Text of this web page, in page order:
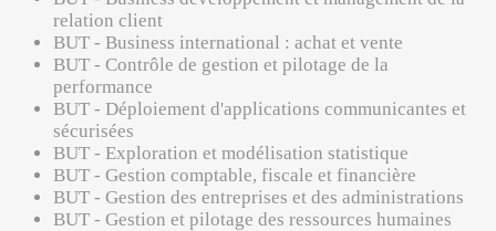
relation client
BUT - Business international : achat et vente
BUT - Contrôle de gestion et pilotage de la
performance
BUT - Déploiement d'applications communicantes et
sécurisées
BUT - Exploration et modélisation statistique
BUT - Gestion comptable, fiscale et financière
BUT - Gestion des entreprises et des administrations
BUT - Gestion et pilotage des ressources humaines